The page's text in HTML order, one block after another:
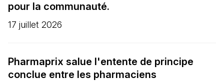
pour la communauté.
17 juillet 2026
Pharmaprix salue l'entente de principe
conclue entre les pharmaciens